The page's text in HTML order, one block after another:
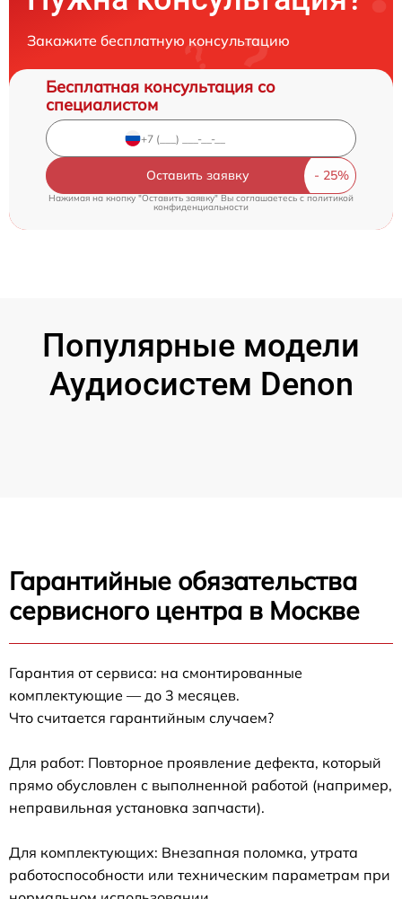
Закажите бесплатную консультацию
Бесплатная консультация со
специалистом
Оставить заявку
Нажимая на кнопку "Оставить заявку" Вы соглашаетесь c политикой
конфиденциальности
Популярные модели
Аудиосистем Denon
Гарантийные обязательства
сервисного центра в Москве
Гарантия от сервиса: на смонтированные
комплектующие — до 3 месяцев.
Что считается гарантийным случаем?
Для работ: Повторное проявление дефекта, который
прямо обусловлен с выполненной работой (например,
неправильная установка запчасти).
Для комплектующих: Внезапная поломка, утрата
работоспособности или техническим параметрам при